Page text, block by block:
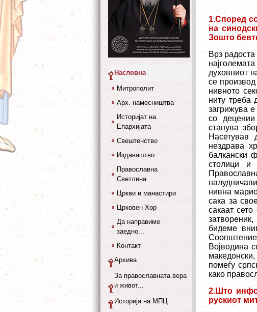
1.Според
на
Зошто
Врз
духовниот
се
нивното
ниту треба
загрижува
со
станува
нездрава
балкански
столици и
нивна
сака за
сакаат
бидеме
Војводина
помеѓу
како
2.Што
рускиот
Насловна
Митрополит
Арх. намесништва
Историјат на
Епархијата
Свештенство
Издаваштво
Православна
Светлина
Цркви и манастири
Црковен Хор
Да направиме
заедно...
Контакт
Архива
За православната вера
и живот...
Историја на МПЦ